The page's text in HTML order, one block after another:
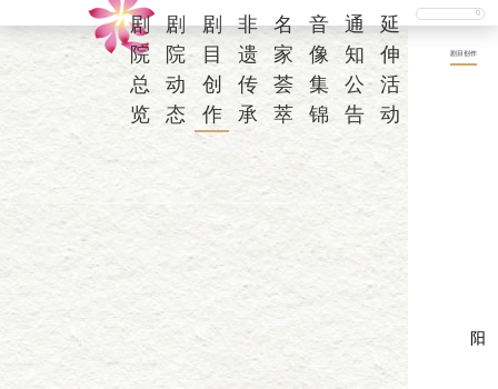
剧
院
总
览
剧
院
动
态
剧
目
创
作
非
遗
传
承
名
家
荟
萃
音
像
集
锦
通
知
公
告
延
伸
活
动
剧目创作
阳